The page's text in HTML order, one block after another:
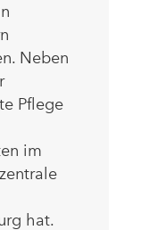
Neben
Pflege
im
hat.